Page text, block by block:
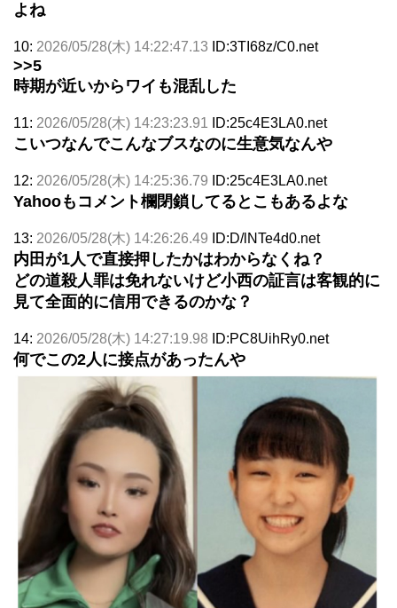
よね
10: 2026/05/28(木) 14:22:47.13 ID:3TI68z/C0.net
>>5
時期が近いからワイも混乱した
11: 2026/05/28(木) 14:23:23.91 ID:25c4E3LA0.net
こいつなんでこんなブスなのに生意気なんや
12: 2026/05/28(木) 14:25:36.79 ID:25c4E3LA0.net
Yahooもコメント欄閉鎖してるとこもあるよな
13: 2026/05/28(木) 14:26:26.49 ID:D/lNTe4d0.net
内田が1人で直接押したかはわからなくね？
どの道殺人罪は免れないけど小西の証言は客観的に
見て全面的に信用できるのかな？
14: 2026/05/28(木) 14:27:19.98 ID:PC8UihRy0.net
何でこの2人に接点があったんや